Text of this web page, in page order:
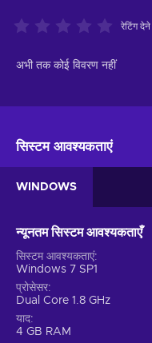
रेटिंग
अभी तक कोई विवरण नहीं
सिस्टम आवश्यकताएं
WINDOWS
न्यूनतम सिस्टम आवश्यकताएँ
सिस्टम आवश्यकताएं
Windows 7 SP1
प्रोसेसर
Dual Core 1.8 GHz
याद
4 GB RAM